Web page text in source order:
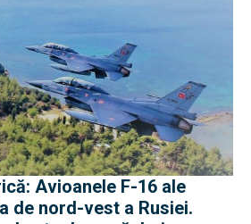
Avioanele F-16 ale
de nord-vest a Rusiei.